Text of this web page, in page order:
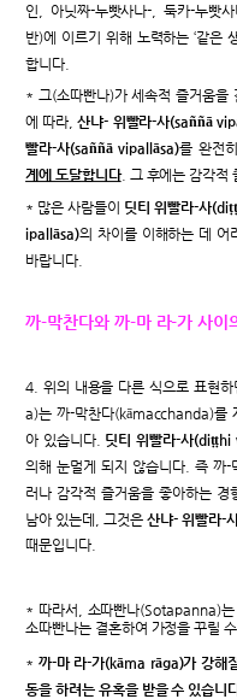
인, 아닛짜-누빳사나-, 둑카-누빳
반)에 이르기 위해 노력하는 ‘같은
합니다.
* 그(소따빤나)가 세속적 즐거움을
에 따라,산냐- 위빨라-사(saññā
빨라-사(saññā vipallāsa)를 완전
계에 도달합니다. 그 후에는 감각적
* 많은 사람들이 딧티 위빨라-사
ipallāsa)의 차이를 이해하는 데 어
바랍니다.
까-막찬다와 까-마 라-가 사이
4. 위의 내용을 다른 식으로 표현
a)는 까-막찬다(kāmacchanda)를
아 있습니다. 딧티 위빨라-사
의해 눈멀게 되지 않습니다. 즉 까
러나 감각적 즐거움을 좋아하는
남아 있는데, 그것은산냐- 위빨라-
때문입니다.
* 따라서, 소따빤나(Sotapanna)는
소따빤나는 결혼하여 가정을 꾸릴
* 까-마 라-가(kāma rāga)가 강해
동을 하려는 유혹을 받을 수 있습니